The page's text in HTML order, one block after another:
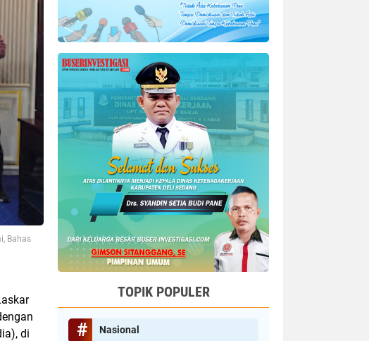
Bahas
di
TOPIK POPULER
Nasional